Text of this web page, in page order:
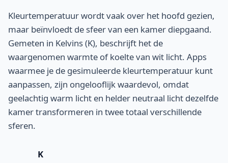
Kleurtemperatuur wordt vaak over het hoofd gezien,
maar beïnvloedt de sfeer van een kamer diepgaand.
Gemeten in Kelvins (K), beschrijft het de
waargenomen warmte of koelte van wit licht. Apps
waarmee je de gesimuleerde kleurtemperatuur kunt
aanpassen, zijn ongelooflijk waardevol, omdat
geelachtig warm licht en helder neutraal licht dezelfde
kamer transformeren in twee totaal verschillende
sferen.
K